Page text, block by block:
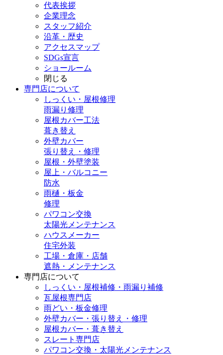
代表挨拶
企業理念
スタッフ紹介
沿革・歴史
アクセスマップ
SDGs宣言
ショールーム
閉じる
専門店について
しっくい・屋根修理
雨漏り修理
屋根カバー工法
葺き替え
外壁カバー
張り替え・修理
屋根・外壁塗装
屋上・バルコニー
防水
雨樋・板金
修理
パワコン交換
太陽光メンテナンス
ハウスメーカー
住宅外装
工場・倉庫・店舗
遮熱・メンテナンス
専門店について
しっくい・屋根補修・雨漏り補修
瓦屋根専門店
雨どい・板金修理
外壁カバー・張り替え・修理
屋根カバー・葺き替え
スレート専門店
パワコン交換・太陽光メンテナンス